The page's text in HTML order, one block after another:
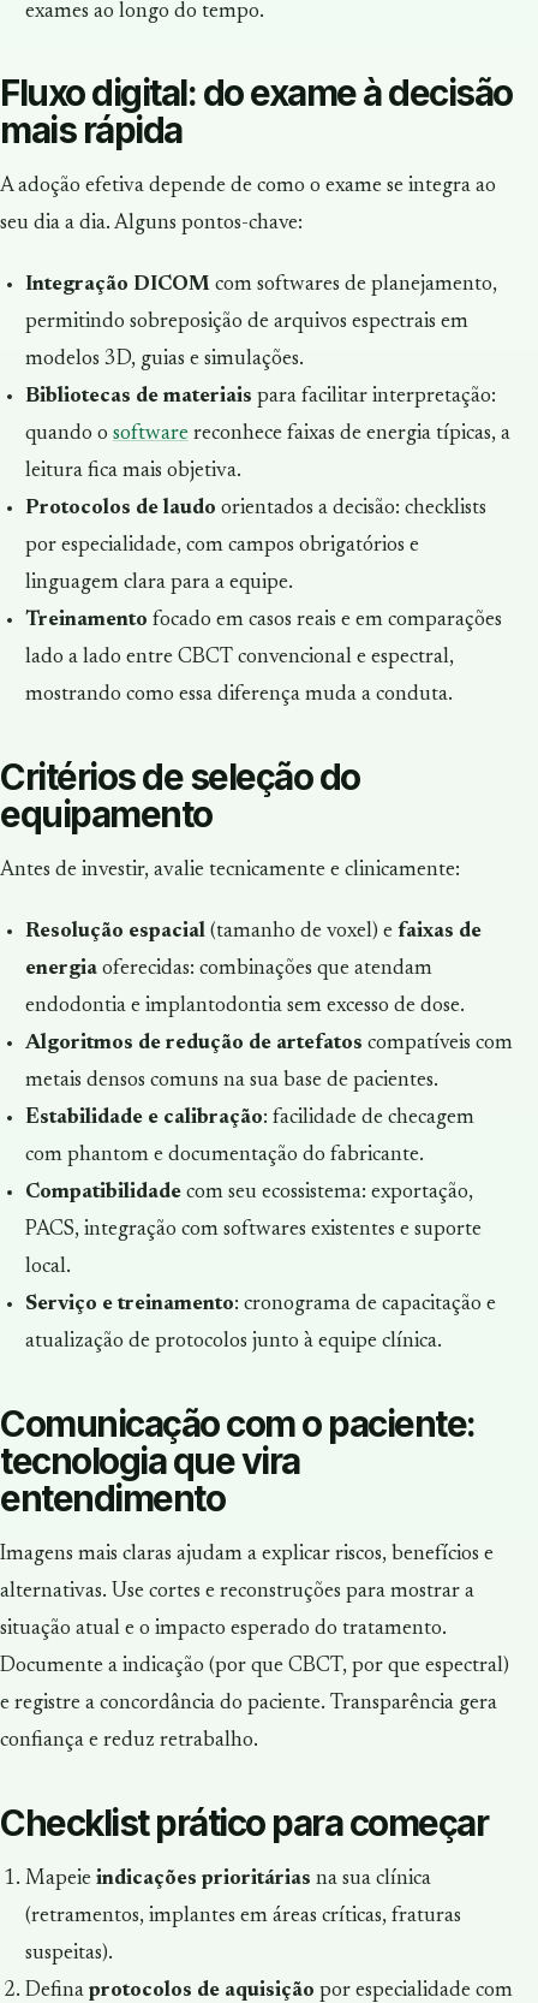
exames ao longo do tempo.
Fluxo digital: do exame à decisão
mais rápida
A adoção efetiva depende de como o exame se integra ao
seu dia a dia. Alguns pontos-chave:
Integração DICOMcom softwares de planejamento,
permitindo sobreposição de arquivos espectrais em
modelos 3D, guias e simulações.
Bibliotecas de materiais para facilitar interpretação:
quando o softwarereconhece faixas de energia típicas, a
leitura fica mais objetiva.
Protocolos de laudo orientados a decisão: checklists
por especialidade, com campos obrigatórios e
linguagem clara para a equipe.
Treinamento focado em casos reais e em comparações
lado a lado entre CBCT convencional e espectral,
mostrando como essa diferença muda a conduta.
Critérios de seleção do
equipamento
Antes de investir, avalie tecnicamente e clinicamente:
Resolução espacial(tamanho de voxel) e faixas de
energiaoferecidas: combinações que atendam
endodontia e implantodontia sem excesso de dose.
Algoritmos de redução de artefatos compatíveis com
metais densos comuns na sua base de pacientes.
Estabilidade e calibração: facilidade de checagem
com phantom e documentação do fabricante.
Compatibilidadecom seu ecossistema: exportação,
PACS, integração com softwares existentes e suporte
local.
Serviço e treinamento: cronograma de capacitação e
atualização de protocolos junto à equipe clínica.
Comunicação com o paciente:
tecnologia que vira
entendimento
Imagens mais claras ajudam a explicar riscos, benefícios e
alternativas. Use cortes e reconstruções para mostrar a
situação atual e o impacto esperado do tratamento.
Documente a indicação (por que CBCT, por que espectral)
e registre a concordância do paciente. Transparência gera
confiança e reduz retrabalho.
Checklist prático para começar
Mapeie indicações prioritárias na sua clínica
(retramentos, implantes em áreas críticas, fraturas
suspeitas).
Defina protocolos de aquisição por especialidade com